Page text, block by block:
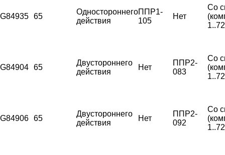
G84935 65
Одностороннего
действия
ППР1-
105
Нет
Со
G84904 65
Двустороннего
действия
Нет
ППР2-
083
Со
G84906 65
Двустороннего
действия
Нет
ППР2-
092
Со